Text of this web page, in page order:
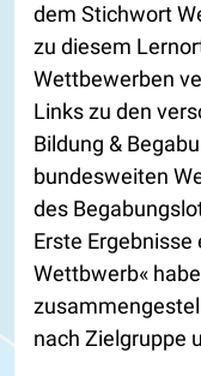
dem Stichwort
zu diesem
Wettbewerben
Links zu den
Bildung &
bundesweiten
des
Erste
Wettbwerb«
nach Zielgruppe